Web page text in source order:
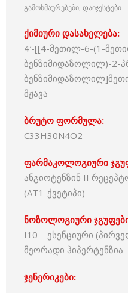
გამოხმაურებები, დაიჯესტები
ქიმიური დასახელება:
4′-[[4-მეთილ-6-(1-
ბენზიმიდაზოლილ)-2-
მჟავა
ბრუტო ფორმულა:
C33H30N4O2
ფარმაკოლოგიური
ანგიოტენზინ II
(AT1-ქვეტიპი)
ნოზოლოგიური
I10 – ესენციური
მეორადი ჰიპერტენზია
ჯენერიკები: